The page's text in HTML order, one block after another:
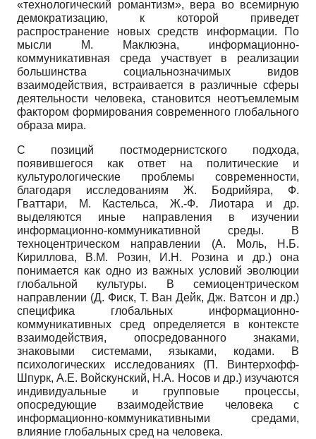
«технологический романтизм», вера во всемирную
демократизацию, к которой приведет
распространение новых средств информации. По
мысли М. Маклюэна, информационно-
коммуникативная среда участвует в реализации
большинства социально­значимых видов
взаимодействия, встраивается в различные сферы
деятельности человека, становится неотъемлемым
фактором формирования современного глобального
образа мира.
С позиций постмодернистского подхода,
появившегося как ответ на политические и
культурологические проблемы современности,
благодаря исследованиям Ж. Бодрийяра, Ф.
Гваттари, М. Кастельса, Ж.-Ф. Лиотара и др.
выделяются иные направления в изучении
информационно-коммуникативной среды. В
техноцентрическом направлении (А. Моль, Н.Б.
Кириллова, В.М. Розин, И.Н. Розина и др.) она
понимается как одно из важных условий эволюции
глобальной культуры. В семиоцентрическом
направлении (Д. Фиск, Т. Ван Дейк, Дж. Ватсон и др.)
специфика глобальных информационно-
коммуникативных сред определяется в контексте
взаимодействия, опосредованного знаками,
знаковыми системами, языками, кодами. В
психологических исследованиях (П. Винтерхофф-
Шпурк, А.Е. Войскунский, Н.А. Носов и др.) изучаются
индивидуальные и групповые процессы,
опосредующие взаимодействие человека с
информационно-коммуникативными средами,
влияние глобальных сред на человека.